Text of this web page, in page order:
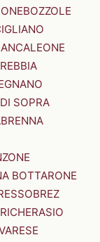
BOZZOLE
SOPRA
BRENNA
BOTTARONE
BREZ